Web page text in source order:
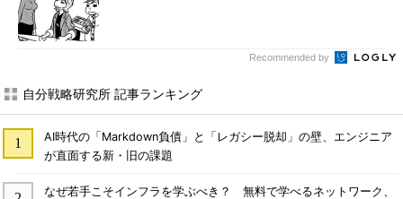
Recommended by
自分戦略研究所 記事ランキング
AI時代の「Markdown負債」と「レガシー脱却」の壁、エンジニア
が直面する新・旧の課題
なぜ若手こそインフラを学ぶべき？ 無料で学べるネットワーク、